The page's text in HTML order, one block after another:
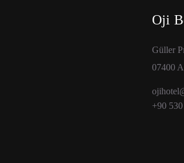
Oji
Güller
07400
+90